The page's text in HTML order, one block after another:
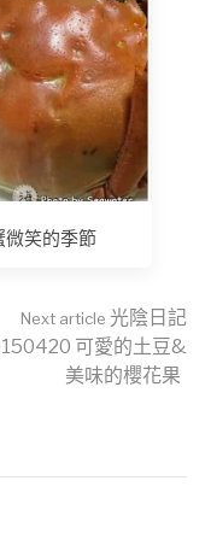
笑的季節
Next article 光陰日記
可愛的土豆&
美味的櫻花果